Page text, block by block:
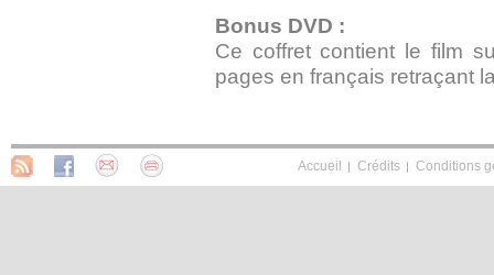
Bonus DVD :
Ce coffret contient le film
pages en français retraçant
Accueil Crédits Conditions